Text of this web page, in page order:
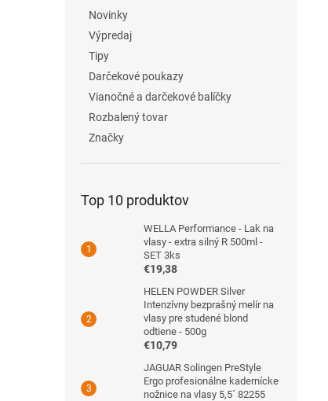
Novinky
Výpredaj
Tipy
Darčekové poukazy
Vianočné a darčekové balíčky
Rozbalený tovar
Značky
Top 10 produktov
WELLA Performance - Lak na
vlasy - extra silný R 500ml -
SET 3ks
€19,38
HELEN POWDER Silver
Intenzívny bezprašný melír na
vlasy pre studené blond
odtiene - 500g
€10,79
JAGUAR Solingen PreStyle
Ergo profesionálne kadernícke
nožnice na vlasy 5,5´ 82255